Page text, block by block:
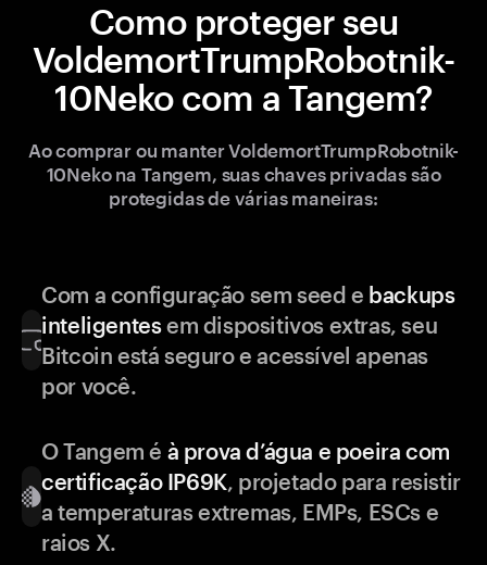
Como proteger seu
VoldemortTrumpRobotnik-
10Neko com a Tangem?
Ao comprar ou manter VoldemortTrumpRobotnik-
10Neko na Tangem, suas chaves privadas são
protegidas de várias maneiras:
Com a configuração sem seed e backups
inteligentesem dispositivos extras, seu
Bitcoin está seguro e acessível apenas
por você.
O Tangem é à prova d’água e poeira com
certificação IP69K, projetado para resistir
a temperaturas extremas, EMPs, ESCs e
raios X.